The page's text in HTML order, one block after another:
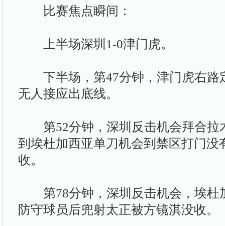
比赛焦点瞬间：
上半场深圳1-0津门虎。
下半场，第47分钟，津门虎右路
无人接应出底线。
第52分钟，深圳反击机会拜合拉
到埃杜加西亚单刀机会到禁区打门没
收。
第78分钟，深圳反击机会，埃杜
防守球员后兜射太正被方镜淇没收。